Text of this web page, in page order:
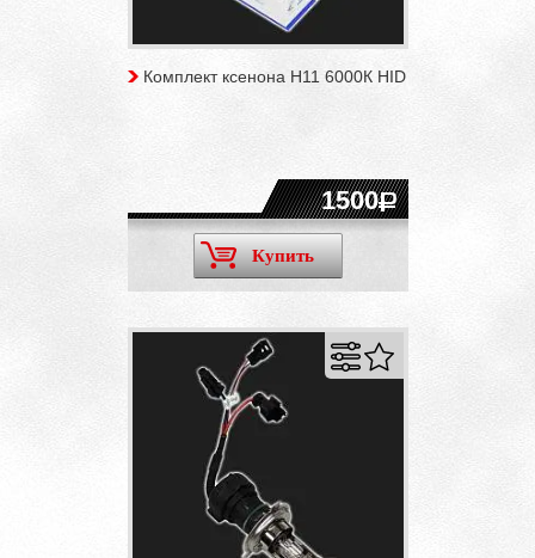
Комплект ксенона H11 6000К HID
1500
Купить